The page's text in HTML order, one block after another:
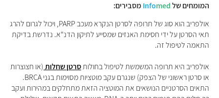
המומחים של Infomed
מסבירים:
אולפריב הוא סוג של תרופה לסרטן הנקרא מעכב PARP, ויכול לגרום להרג
תאי הסרטן על ידי חסימת האנזים שמסייע לתיקון הדנ"א. נדרשת בדיקת
התאמה לטיפול זה.
אולפריב היא תרופה המשמשת לטיפול בחולותסרטן שחלות(או חצוצרות
או סרטן ראשוני של הצפק) שנגרם עקב מוטציות מסוימות בגני BRCA.
התאים הסרטניים הנושאים את המוטציה הזאת מתחלקים במהירות ועקב